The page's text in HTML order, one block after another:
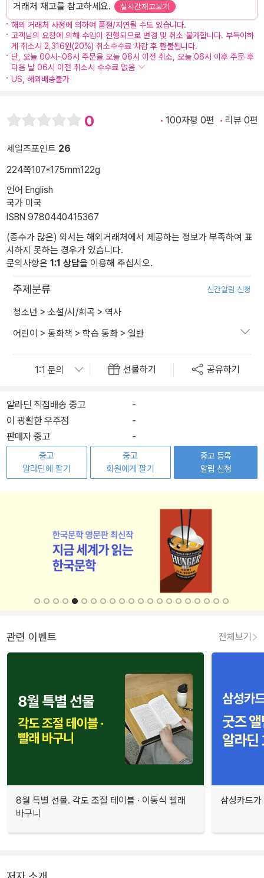
거래처 재고를 참고하세요.
실시간재고보기
해외 거래처 사정에 의하여 품절/지연될 수도 있습니다.
고객님의 요청에 의해 수입이 진행되므로 변경 및 취소 불가합니다. 부득이하
게 취소시 2,316원(20%) 취소수수료 차감 후 환불됩니다.
단, 오늘 00시~06시 주문을 오늘 06시 이전 취소, 오늘 06시 이후 주문 후
다음 날 06시 이전 취소시 수수료 없음
US, 해외배송불가
0 100자평 0편 리뷰 0편
세일즈포인트 26
224쪽107*175mm122g
언어 English
국가 미국
ISBN 9780440415367
(종수가 많은) 외서는 해외거래처에서 제공하는 정보가 부족하여 표
시하지 못하는 경우가 있습니다.
문의사항은 1:1 상담을 이용해 주십시오.
주제분류 신간알림 신청
청소년 > 소설/시/희곡 > 역사
어린이 > 동화책 > 학습 동화 > 일반
선물하기 공유하기
알라딘 직접배송 중고
-
이 광활한 우주점
-
판매자 중고
-
중고
알라딘에 팔기
중고
회원에게 팔기
중고 등록
알림 신청
관련 이벤트 전체보기
8월 특별 선물. 각도 조절 테이블 · 이동식 빨래
바구니
삼성카드